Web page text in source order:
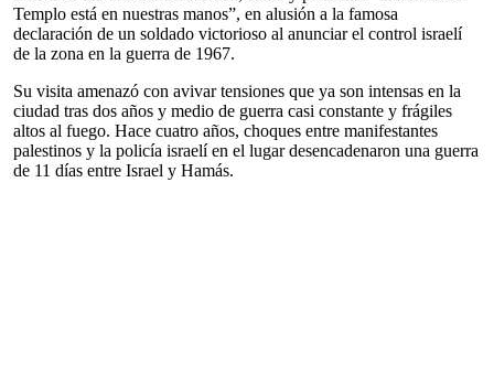
Templo está en nuestras manos”, en alusión a la famosa
declaración de un soldado victorioso al anunciar el control israelí
de la zona en la guerra de 1967.
Su visita amenazó con avivar tensiones que ya son intensas en la
ciudad tras dos años y medio de guerra casi constante y frágiles
altos al fuego. Hace cuatro años, choques entre manifestantes
palestinos y la policía israelí en el lugar desencadenaron una guerra
de 11 días entre Israel y Hamás.